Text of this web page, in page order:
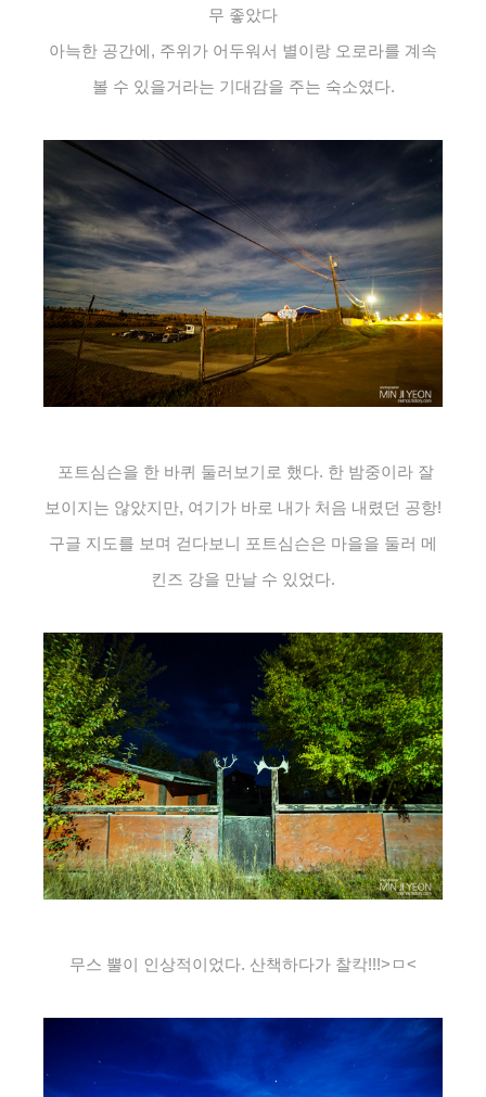
무 좋았다
아늑한 공간에, 주위가 어두워서 별이랑 오로라를 계속
볼 수 있을거라는 기대감을 주는 숙소였다.
포트심슨을 한 바퀴 둘러보기로 했다. 한 밤중이라 잘
보이지는 않았지만, 여기가 바로 내가 처음 내렸던 공항!
구글 지도를 보며 걷다보니 포트심슨은 마을을 둘러 메
킨즈 강을 만날 수 있었다.
무스 뿔이 인상적이었다. 산책하다가 찰칵!!!>ㅁ<